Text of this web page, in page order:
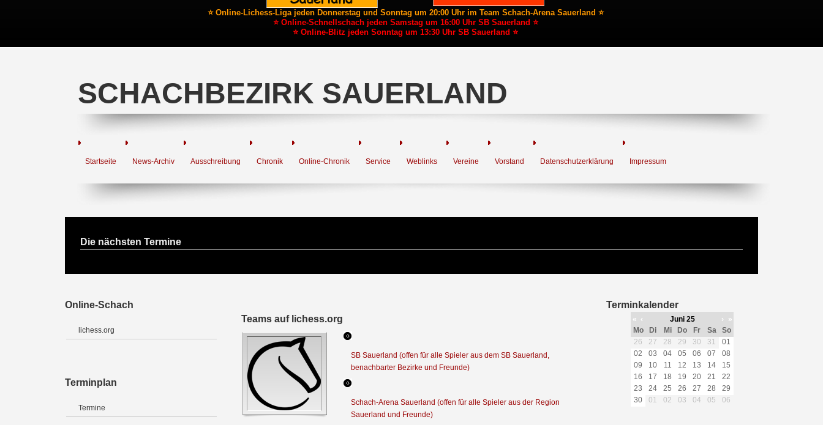
⭐ Online-Lichess-Liga jeden Donnerstag und Sonntag um 20:00 Uhr im Team Schach-Arena Sauerland ⭐
⭐ Online-Schnellschach jeden Samstag um 16:00 Uhr SB Sauerland ⭐
⭐ Online-Blitz jeden Sonntag um 13:30 Uhr SB Sauerland ⭐
SCHACHBEZIRK SAUERLAND
Startseite News-Archiv Ausschreibung Chronik Online-Chronik Service Weblinks Vereine Vorstand Datenschutzerklärung Impressum
Die nächsten Termine
Online-Schach
lichess.org
Terminplan
Termine
Teams auf lichess.org
SB Sauerland (offen für alle Spieler aus dem SB Sauerland,
benachbarter Bezirke und Freunde)
Schach-Arena Sauerland (offen für alle Spieler aus der Region
Sauerland und Freunde)
Terminkalender
« ‹ Juni 25 ›
»
Mo
Di Mi Do Fr Sa
So
26
27 28 29 30 31
01
02
03 04 05 06 07
08
09
10 11 12 13 14
15
16
17 18 19 20 21
22
23
24 25 26 27 28
29
30
01 02 03 04 05 06